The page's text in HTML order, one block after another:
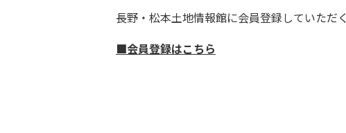
長野・松本土地情報館に会員登録していただ
■会員登録はこちら